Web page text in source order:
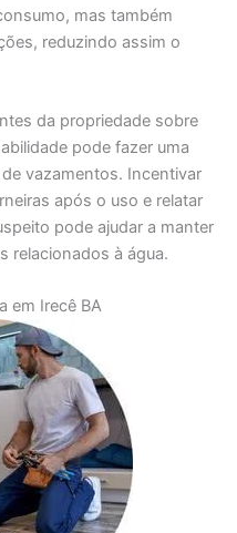
mas também
reduzindo assim o
da propriedade sobre
pode fazer uma
vazamentos. Incentivar
após o uso e relatar
pode ajudar a manter
relacionados à água.
em Irecê BA